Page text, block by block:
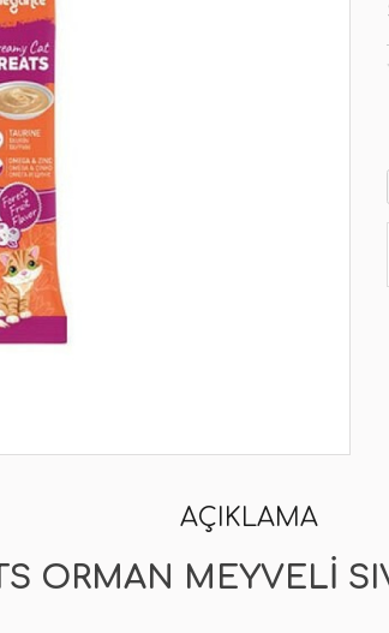
AÇIKLAMA
ORMAN MEYVELI